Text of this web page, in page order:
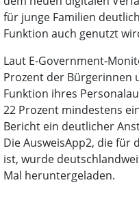
für junge Familien
Funktion auch genutzt
Laut E-Government-
Prozent der Bürgerinnen
Funktion ihres
22 Prozent mindestens
Bericht ein deutlicher
Die AusweisApp2, die für
ist, wurde
Mal heruntergeladen.